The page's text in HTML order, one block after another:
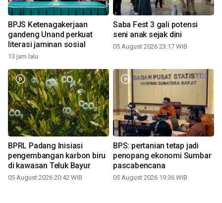
BPJS Ketenagakerjaan
gandeng Unand perkuat
literasi jaminan sosial
13 jam lalu
Saba Fest 3 gali potensi
seni anak sejak dini
05 August 2026 23:17 WIB
BPRL Padang Inisiasi
pengembangan karbon biru
di kawasan Teluk Bayur
05 August 2026 20:42 WIB
BPS: pertanian tetap jadi
penopang ekonomi Sumbar
pascabencana
05 August 2026 19:36 WIB